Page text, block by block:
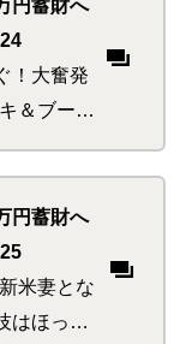
果たしてA
でこぎつ
のか。
円蓄財へ
！大奮発
＆ブーケ
い宴は瞬
た祝賀の
グは占拠
円蓄財へ
米妻とな
はほった